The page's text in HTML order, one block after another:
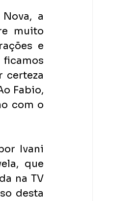
a
muito
e
certeza
Fabio,
com o
Ivani
que
na TV
desta